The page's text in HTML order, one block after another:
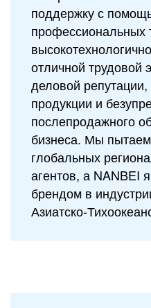
поддержку с
профессиональных
отличной трудовой
деловой
продукции и
послепродажного
бизнеса. Мы
глобальных
агентов, а NANBEI
брендом в
Азиатско-